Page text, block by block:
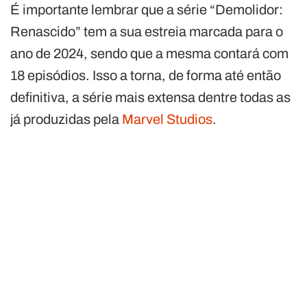
É importante lembrar que a série “Demolidor:
Renascido” tem a sua estreia marcada para o
ano de 2024, sendo que a mesma contará com
18 episódios. Isso a torna, de forma até então
definitiva, a série mais extensa dentre todas as
já produzidas pela Marvel Studios.